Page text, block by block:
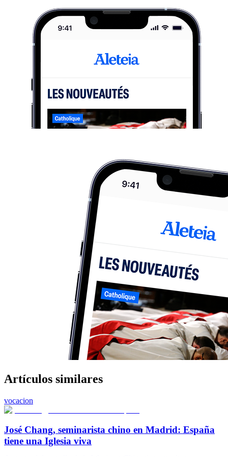
Artículos similares
vocacion
José Chang, seminarista chino en Madrid: España
tiene una Iglesia viva